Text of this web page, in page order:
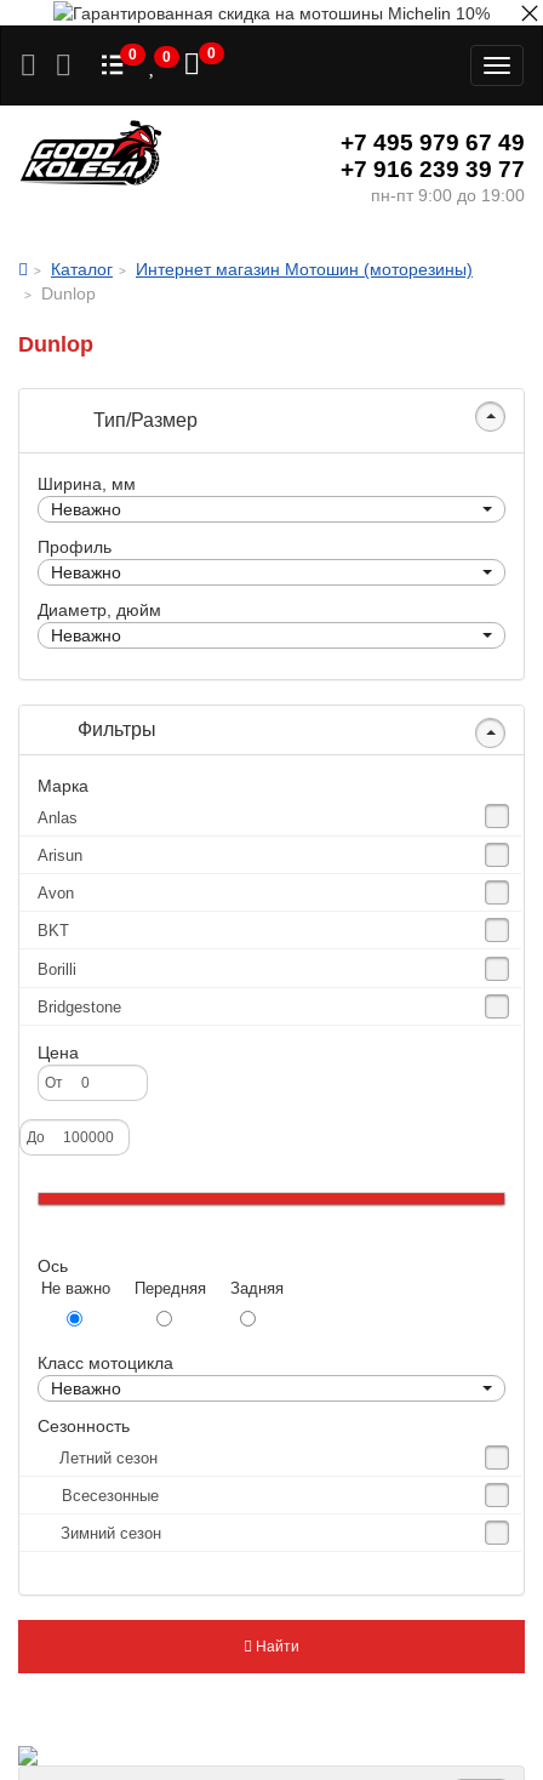
0 0 0
+7 495 979 67 49
+7 916 239 39 77
пн-пт 9:00 до 19:00
Каталог
Интернет магазин Мотошин (моторезины)
Dunlop
Dunlop
Тип/Размер
Ширина, мм
Неважно
Профиль
Неважно
Диаметр, дюйм
Неважно
Фильтры
Марка
Anlas
Arisun
Avon
BKT
Borilli
Bridgestone
Continental
CST
Deestone
Dunlop
Excel
GoldenTyre
Gummy
IRC
IRC Tyre
Kenda
KINGS TIRE
Kingstone
Nankang
Цена
От
До
Ось
Не важно Передняя Задняя
Класс мотоцикла
Неважно
Сезонность
Летний сезон
Всесезонные
Зимний сезон
Найти